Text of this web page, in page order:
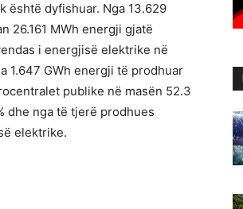
është dyfishuar. Nga 13.629
26.161 MWh energji gjatë
i energjisë elektrike në
1.647 GWh energji të prodhuar
publike në masën 52.3
dhe nga të tjerë prodhues
elektrike.